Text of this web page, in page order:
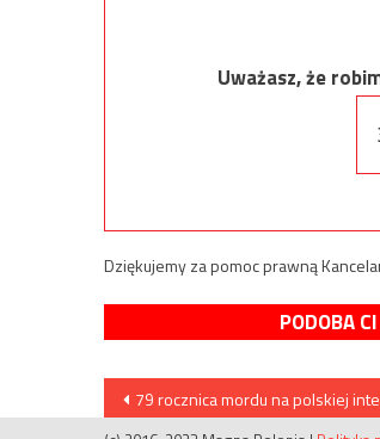
Uważasz, że
Dziękujemy za pomoc prawną
PODOBA
Nawigacja
79 rocznica mordu na polskiej